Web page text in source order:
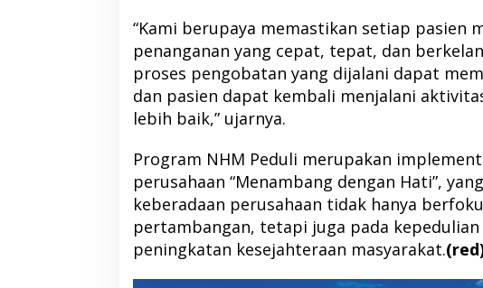
“Kami berupaya memastikan setiap pasien
penanganan yang cepat, tepat, dan
proses pengobatan yang dijalani dapat
dan pasien dapat kembali menjalani
lebih baik,” ujarnya.
Program NHM Peduli merupakan
perusahaan “Menambang dengan Hati”,
keberadaan perusahaan tidak hanya
pertambangan, tetapi juga pada kepedulian
peningkatan kesejahteraan masyarakat.